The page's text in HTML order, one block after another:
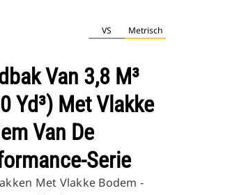
serie VS Metrisch
Van 3,8 M³
Yd³) Met Vlakke
Van De
Serie
Met Vlakke Bodem -